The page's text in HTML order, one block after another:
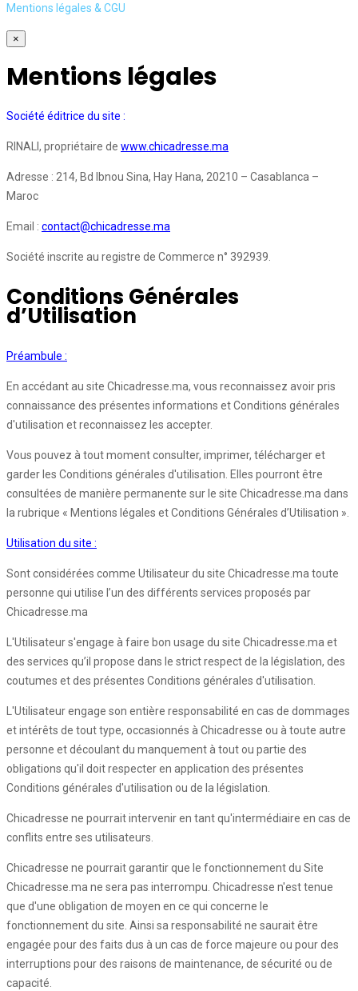
Mentions légales & CGU
×
Mentions légales
Société éditrice du site :
RINALI, propriétaire de www.chicadresse.ma
Adresse : 214, Bd Ibnou Sina, Hay Hana, 20210 – Casablanca –
Maroc
Email : contact@chicadresse.ma
Société inscrite au registre de Commerce n° 392939.
Conditions Générales
d’Utilisation
Préambule :
En accédant au site Chicadresse.ma, vous reconnaissez avoir pris
connaissance des présentes informations et Conditions générales
d'utilisation et reconnaissez les accepter.
Vous pouvez à tout moment consulter, imprimer, télécharger et
garder les Conditions générales d'utilisation. Elles pourront être
consultées de manière permanente sur le site Chicadresse.ma dans
la rubrique « Mentions légales et Conditions Générales d’Utilisation ».
Utilisation du site :
Sont considérées comme Utilisateur du site Chicadresse.ma toute
personne qui utilise l’un des différents services proposés par
Chicadresse.ma
L'Utilisateur s'engage à faire bon usage du site Chicadresse.ma et
des services qu’il propose dans le strict respect de la législation, des
coutumes et des présentes Conditions générales d'utilisation.
L'Utilisateur engage son entière responsabilité en cas de dommages
et intérêts de tout type, occasionnés à Chicadresse ou à toute autre
personne et découlant du manquement à tout ou partie des
obligations qu'il doit respecter en application des présentes
Conditions générales d'utilisation ou de la législation.
Chicadresse ne pourrait intervenir en tant qu'intermédiaire en cas de
conflits entre ses utilisateurs.
Chicadresse ne pourrait garantir que le fonctionnement du Site
Chicadresse.ma ne sera pas interrompu. Chicadresse n'est tenue
que d'une obligation de moyen en ce qui concerne le
fonctionnement du site. Ainsi sa responsabilité ne saurait être
engagée pour des faits dus à un cas de force majeure ou pour des
interruptions pour des raisons de maintenance, de sécurité ou de
capacité.